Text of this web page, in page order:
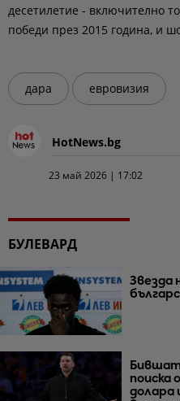
десетилетие - включително
победи през 2015 година, и
дара евровизия
HotNews.bg
23 май 2026 | 17:02
БУЛЕВАРД
Звезда
поиска
долара